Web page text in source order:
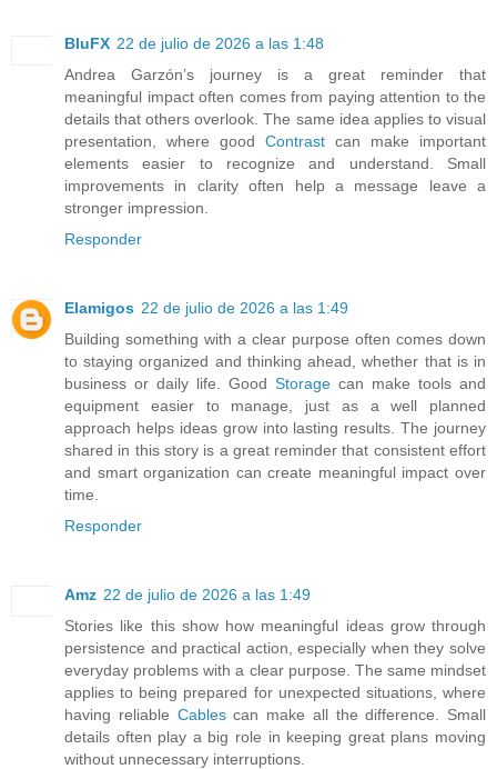
BluFX 22 de julio de 2026 a las 1:48
Andrea Garzón’s journey is a great reminder that
meaningful impact often comes from paying attention to the
details that others overlook. The same idea applies to visual
presentation, where good Contrast can make important
elements easier to recognize and understand. Small
improvements in clarity often help a message leave a
stronger impression.
Responder
Elamigos 22 de julio de 2026 a las 1:49
Building something with a clear purpose often comes down
to staying organized and thinking ahead, whether that is in
business or daily life. Good Storage can make tools and
equipment easier to manage, just as a well planned
approach helps ideas grow into lasting results. The journey
shared in this story is a great reminder that consistent effort
and smart organization can create meaningful impact over
time.
Responder
Amz 22 de julio de 2026 a las 1:49
Stories like this show how meaningful ideas grow through
persistence and practical action, especially when they solve
everyday problems with a clear purpose. The same mindset
applies to being prepared for unexpected situations, where
having reliable Cablescan make all the difference. Small
details often play a big role in keeping great plans moving
without unnecessary interruptions.